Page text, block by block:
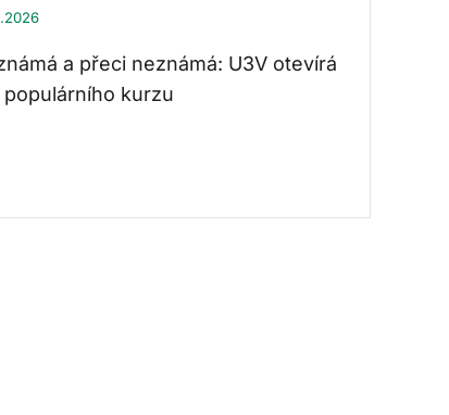
a přeci neznámá: U3V otevírá
populárního kurzu